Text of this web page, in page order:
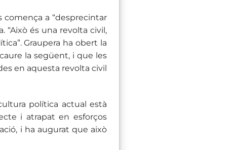
comença a “desprecintar
“Això és una revolta civil,
Graupera ha obert la
la següent, i que les
en aquesta revolta civil
política actual està
i atrapat en esforços
i ha augurat que això